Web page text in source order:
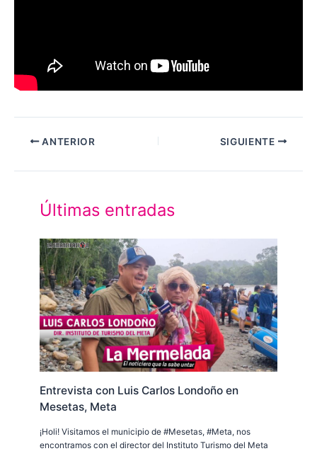
ANTERIOR SIGUIENTE
Últimas entradas
Entrevista con Luis Carlos Londoño en
Mesetas, Meta
¡Holi! Visitamos el municipio de #Mesetas, #Meta, nos
encontramos con el director del Instituto Turismo del Meta